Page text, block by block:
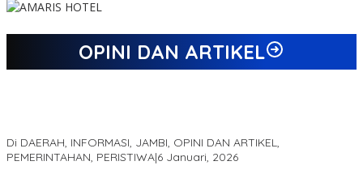
OPINI DAN ARTIKEL
Di DAERAH, INFORMASI, JAMBI, OPINI DAN ARTIKEL,
PEMERINTAHAN, PERISTIWA|6 Januari, 2026